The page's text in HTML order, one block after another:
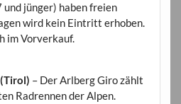
jünger) haben freien
wird kein Eintritt erhoben.
im Vorverkauf.
– Der Arlberg Giro zählt
Radrennen der Alpen.